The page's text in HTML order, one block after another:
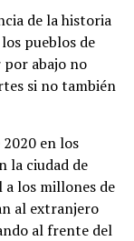
de la historia
pueblos de
por abajo no
si no también
en los
la ciudad de
los millones de
al extranjero
al frente del